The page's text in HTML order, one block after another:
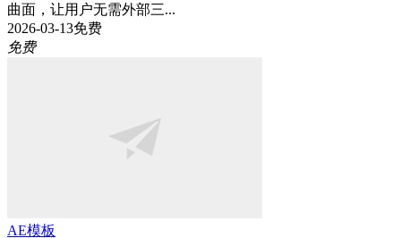
曲面，让用户无需外部三...
2026-03-13免费
免费
AE模板